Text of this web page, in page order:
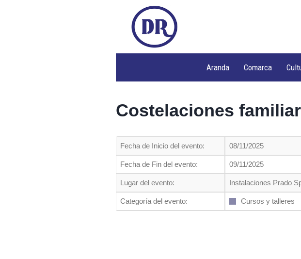
Aranda Comarca
Costelaciones
Fecha de Inicio del evento: 08/11/2025
Fecha de Fin del evento: 09/11/2025
Lugar del evento: Instalaciones Prado
Categoría del evento: Cursos y talleres